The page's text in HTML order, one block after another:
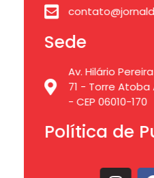
Sede
Av. Hilário
71 - Torre
- CEP 06010-170
Política de